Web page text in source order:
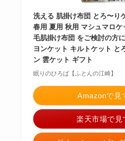
洗える 肌掛け布団 とろ〜り
春用 夏用 秋用 マシュマロケ
毛肌掛け布団 をご検討の方
ヨンケット キルトケット と
ン 雲ケット ギフト
眠りのひろば【ふとんの江崎】
Amazonで見
楽天市場で見